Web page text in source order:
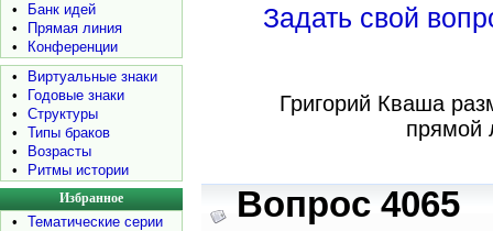
•
Банк идей
•
Прямая линия
•
Конференции
•
Виртуальные знаки
•
Годовые знаки
•
Структуры
•
Типы браков
•
Возрасты
•
Ритмы истории
Избранное
•
Тематические серии
Задать свой
Григорий Кваша
прямой
Вопрос 4065